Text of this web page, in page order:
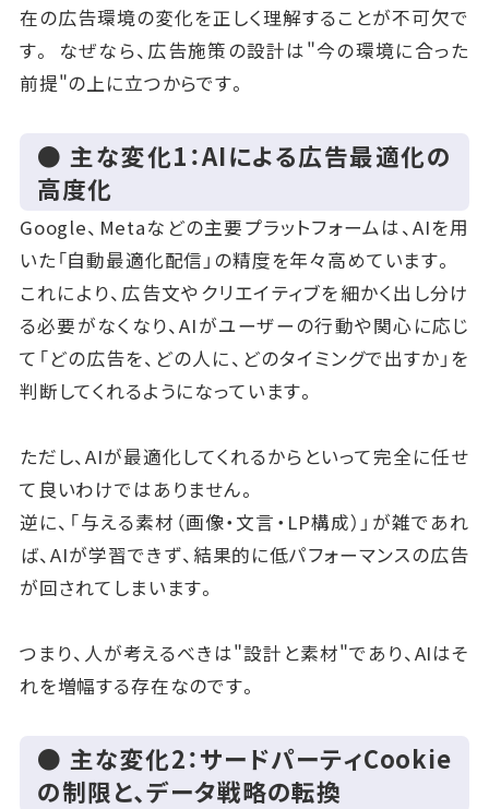
在の広告環境の変化を正しく理解することが不可欠で
す。 なぜなら、広告施策の設計は"今の環境に合った
前提"の上に立つからです。
● 主な変化1：AIによる広告最適化の
高度化
Google、Metaなどの主要プラットフォームは、AIを用
いた「自動最適化配信」の精度を年々高めています。
これにより、広告文やクリエイティブを細かく出し分け
る必要がなくなり、AIがユーザーの行動や関心に応じ
て「どの広告を、どの人に、どのタイミングで出すか」を
判断してくれるようになっています。
ただし、AIが最適化してくれるからといって完全に任せ
て良いわけではありません。
逆に、「与える素材（画像・文言・LP構成）」が雑であれ
ば、AIが学習できず、結果的に低パフォーマンスの広告
が回されてしまいます。
つまり、人が考えるべきは"設計と素材"であり、AIはそ
れを増幅する存在なのです。
● 主な変化2：サードパーティCookie
の制限と、データ戦略の転換